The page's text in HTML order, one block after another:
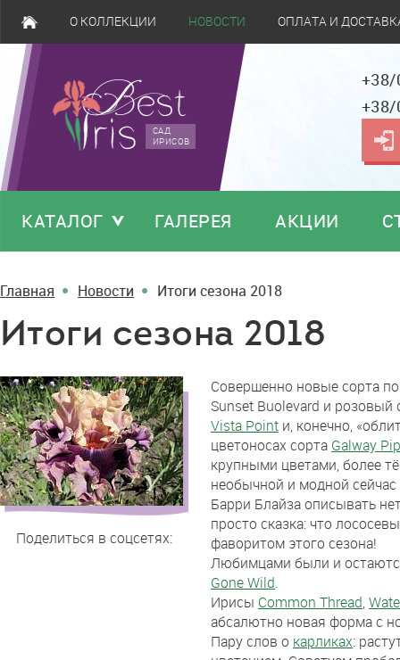
О КОЛЛЕКЦИИ НОВОСТИ ОПЛАТА И
САД
ИРИСОВ
КАТАЛОГ ГАЛЕРЕЯ АКЦИИ
Главная Новости Итоги сезона 2018
Итоги сезона 2018
Итоги
сезона
2018
Поделиться в соцсетях:
Совершенно новые сорта
Sunset Buolevard и
Vista Point и, конечно,
цветоносах сорта Galway
крупными цветами, более
необычной и модной
Барри Блайза описывать
просто сказка: что
фаворитом этого сезона!
Любимцами были и
Gone Wild.
Ирисы Common Thread,
абсалютно новая форма с
Пару слов о карликах: